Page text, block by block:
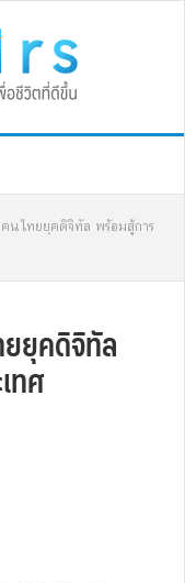
คนไทยยุคดิจิทัล พร้อมสู้การ
ยยุคดิจิทัล
ทศ